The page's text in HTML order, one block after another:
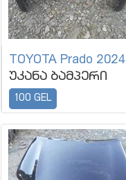
TOYOTA Prado 2024
უკანა ბამპერი
100 GEL